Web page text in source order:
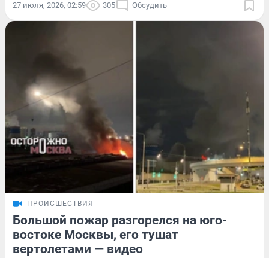
27 июля, 2026, 02:59 305 Обсудить
ПРОИСШЕСТВИЯ
Большой пожар разгорелся на юго-
востоке Москвы, его тушат
вертолетами — видео